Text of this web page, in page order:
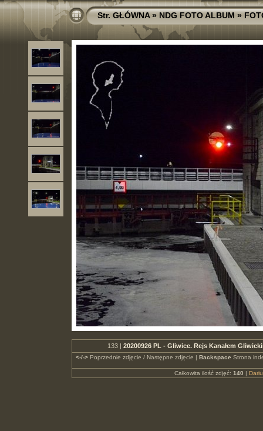
Str. GŁÓWNA»NDG FOTO ALBUM»
133 | 20200926 PL - Gliwice. Rejs Kanałem
<-/->Poprzednie zdjęcie / Następne zdjęcie | Backspace Strona
Całkowita ilość zdjęć: 140 |